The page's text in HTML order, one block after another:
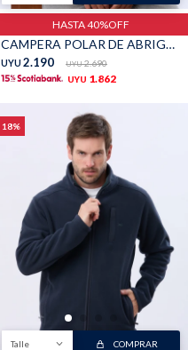
HASTA 40%OFF
CAMPERA POLAR DE ABRIGO - Negro
UYU 2.190 UYU 2.690
UYU 1.862
18
Talle COMPRAR
Calzado
Accesorios
Uniformes empresariales